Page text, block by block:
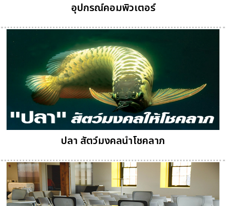
อุปกรณ์คอมพิวเตอร์
ปลา สัตว์มงคลนำโชคลาภ